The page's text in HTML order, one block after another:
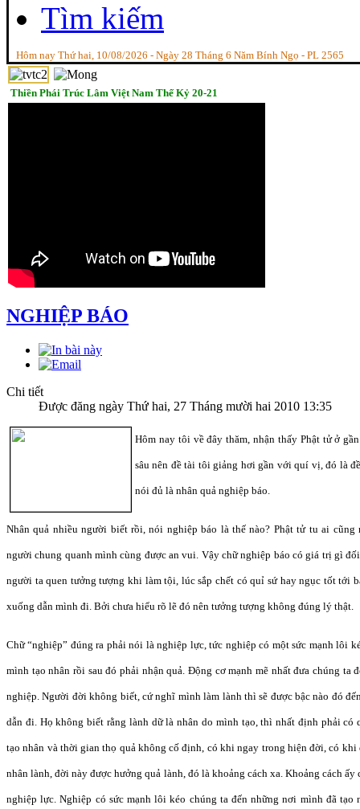
Tìm kiếm
Hôm nay Thứ hai, 10/08/2026 - Ngày 28 Tháng 6 Năm Bính Ngọ - PL 2565
Thiền Phái Trúc Lâm Việt Nam Thế Kỷ 20-21
NGHIỆP BÁO
Chi tiết
Được đăng ngày Thứ hai, 27 Tháng mười hai 2010 13:35
Hôm nay tôi về đây thăm, nhận thấy Phật tử ở
sâu nên đề tài tôi giảng hơi gần với quí vị, đó là
nói đủ là nhân quả nghiệp báo.
Nhân quả nhiều người biết rồi, nói nghiệp báo là thế nào? Phật tử tu ai
người chung quanh mình cùng được an vui. Vậy chữ nghiệp báo có giá trị gì
người ta quen tưởng tượng khi làm tội, lúc sắp chết có quỉ sứ hay ngục tốt tới
xuống dẫn mình đi. Bởi chưa hiểu rõ lẽ đó nên tưởng tượng không đúng lý thật.
Chữ “nghiệp” đúng ra phải nói là nghiệp lực, tức nghiệp có một sức mạnh lôi
mình tạo nhân rồi sau đó phải nhận quả. Động cơ mạnh mẽ nhất đưa chúng ta
nghiệp. Người đời không biết, cứ nghĩ mình làm lành thì sẽ được bậc nào đó
dẫn đi. Họ không biết rằng lành dữ là nhân do mình tạo, thì nhất định phải có
tạo nhân và thời gian thọ quả không cố định, có khi ngay trong hiện đời, có
nhân lành, đời này được hưởng quả lành, đó là khoảng cách xa. Khoảng cách
nghiệp lực. Nghiệp có sức mạnh lôi kéo chúng ta đến những nơi mình đã tạo